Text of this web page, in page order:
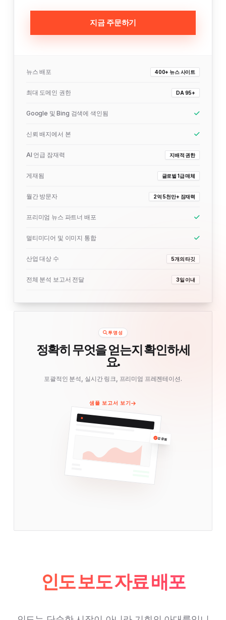
지금 주문하기
뉴스 배포 400+ 뉴스 사이트
최대 도메인 권한 DA 95+
Google 및 Bing 검색에 색인됨
신뢰 배지에서 본
AI 언급 잠재력 지배적 권한
게재됨 글로벌 1급 매체
월간 방문자 2억 5천만+ 잠재력
프리미엄 뉴스 파트너 배포
멀티미디어 및 이미지 통합
산업 대상 수 5개의 타깃
전체 분석 보고서 전달 3일 이내
투명성
정확히 무엇을 얻는지 확인하세
요.
포괄적인 분석, 실시간 링크, 프리미엄 프레젠테이션.
샘플 보고서 보기
검증됨
인도 보도 자료 배포